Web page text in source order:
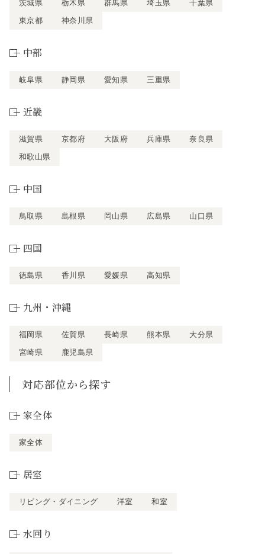
茨城県 栃木県 群馬県 埼玉県
千葉県
東京都
神奈川県
中部
岐阜県 静岡県 愛知県 三重県
近畿
滋賀県 京都府 大阪府 兵庫県
奈良県
和歌山県
中国
鳥取県 島根県 岡山県 広島県 山口県
四国
徳島県 香川県 愛媛県 高知県
九州・沖縄
福岡県 佐賀県 長崎県 熊本県
大分県
宮崎県
鹿児島県
対応部位から探す
家全体
家全体
居室
リビング・ダイニング 洋室 和室
水回り